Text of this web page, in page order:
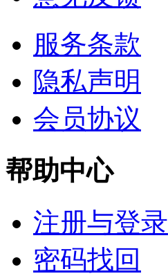
服务条款
隐私声明
会员协议
帮助中心
注册与登录
密码找回